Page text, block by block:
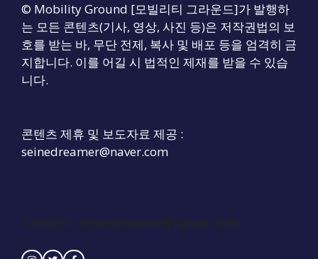
© Mobility Ground [모빌리티 그라운드]가 발행하
는 모든 콘텐츠(기사, 영상, 사진 등)은 저작권법의 보
호를 받는 바, 무단 전제, 복사 및 배포 등을 엄격히 금
지합니다. 이를 어길 시 법적인 제재를 받을 수 있습
니다.
콘텐츠 제휴 및 보도자료 제공 :
seinedreamer@naver.com
Contact : seinedreamer@naver.com